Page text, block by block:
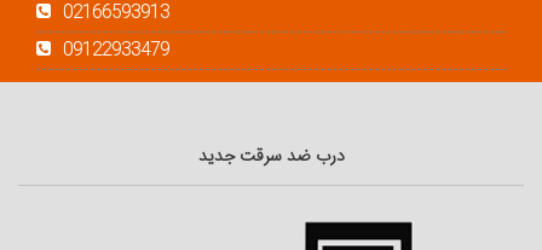
02166593913
09122933479
درب ضد سرقت جدید